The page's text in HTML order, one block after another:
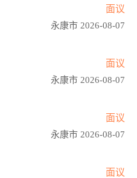
面议
永康市 2026-08-07
面议
永康市 2026-08-07
面议
永康市 2026-08-07
面议